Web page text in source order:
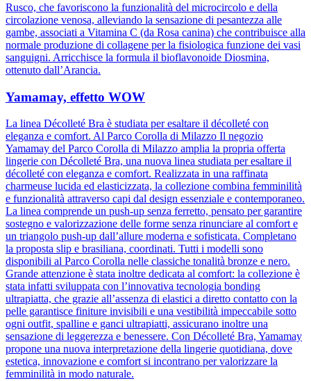
Rusco, che favoriscono la funzionalità del microcircolo e della
circolazione venosa, alleviando la sensazione di pesantezza alle
gambe, associati a Vitamina C (da Rosa canina) che contribuisce alla
normale produzione di collagene per la fisiologica funzione dei vasi
sanguigni. Arricchisce la formula il bioflavonoide Diosmina,
ottenuto dall’Arancia.
Yamamay, effetto WOW
La linea Décolleté Bra è studiata per esaltare il décolleté con
eleganza e comfort. Al Parco Corolla di Milazzo Il negozio
Yamamay del Parco Corolla di Milazzo amplia la propria offerta
lingerie con Décolleté Bra, una nuova linea studiata per esaltare il
décolleté con eleganza e comfort. Realizzata in una raffinata
charmeuse lucida ed elasticizzata, la collezione combina femminilità
e funzionalità attraverso capi dal design essenziale e contemporaneo.
La linea comprende un push-up senza ferretto, pensato per garantire
sostegno e valorizzazione delle forme senza rinunciare al comfort e
un triangolo push-up dall’allure moderna e sofisticata. Completano
la proposta slip e brasiliana, coordinati. Tutti i modelli sono
disponibili al Parco Corolla nelle classiche tonalità bronze e nero.
Grande attenzione è stata inoltre dedicata al comfort: la collezione è
stata infatti sviluppata con l’innovativa tecnologia bonding
ultrapiatta, che grazie all’assenza di elastici a diretto contatto con la
pelle garantisce finiture invisibili e una vestibilità impeccabile sotto
ogni outfit, spalline e ganci ultrapiatti, assicurano inoltre una
sensazione di leggerezza e benessere. Con Décolleté Bra, Yamamay
propone una nuova interpretazione della lingerie quotidiana, dove
estetica, innovazione e comfort si incontrano per valorizzare la
femminilità in modo naturale.